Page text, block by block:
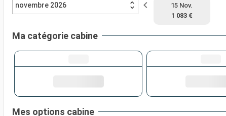
novembre 2026
15 Nov.
1 083 €
Ma catégorie cabine
Mes options cabine